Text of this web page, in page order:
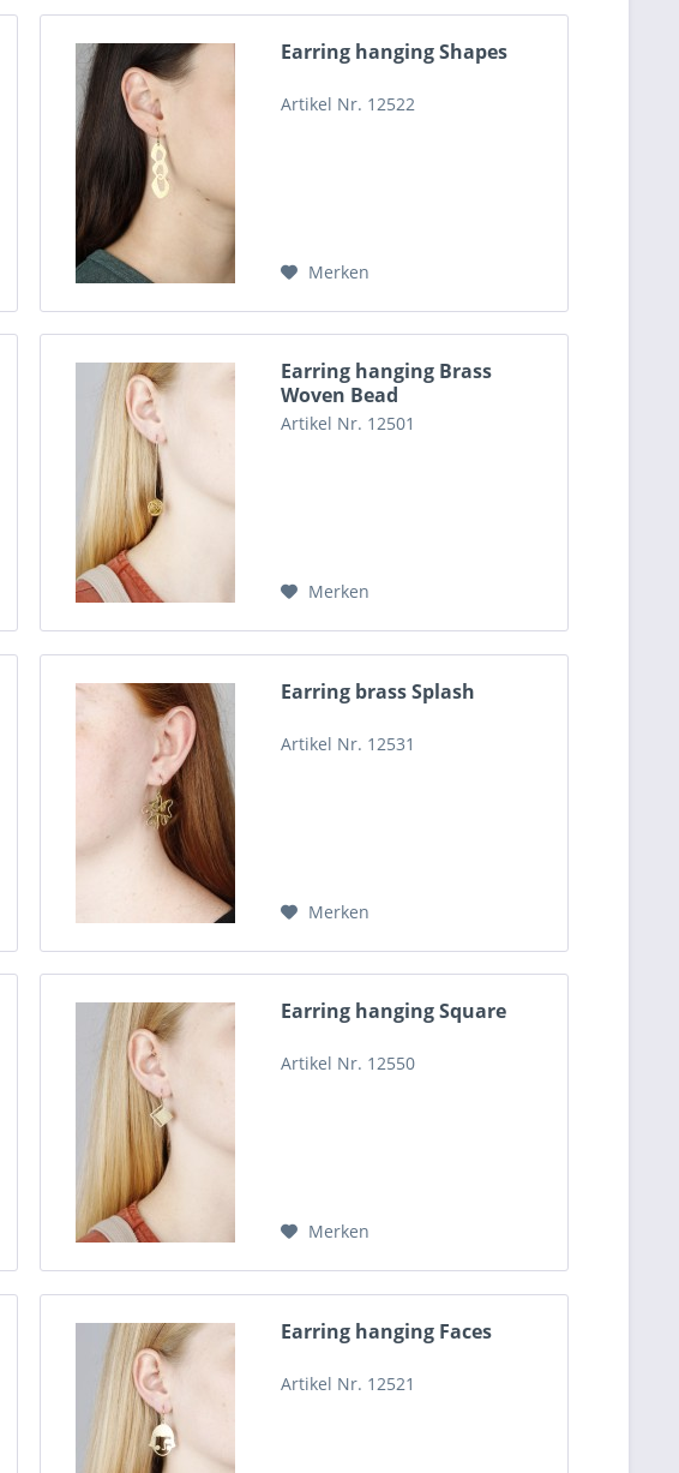
Earring hanging Shapes
Artikel Nr. 12522
Merken
Earring hanging Brass
Woven Bead
Artikel Nr. 12501
Merken
Earring brass Splash
Artikel Nr. 12531
Merken
Earring hanging Square
Artikel Nr. 12550
Merken
Earring hanging Faces
Artikel Nr. 12521